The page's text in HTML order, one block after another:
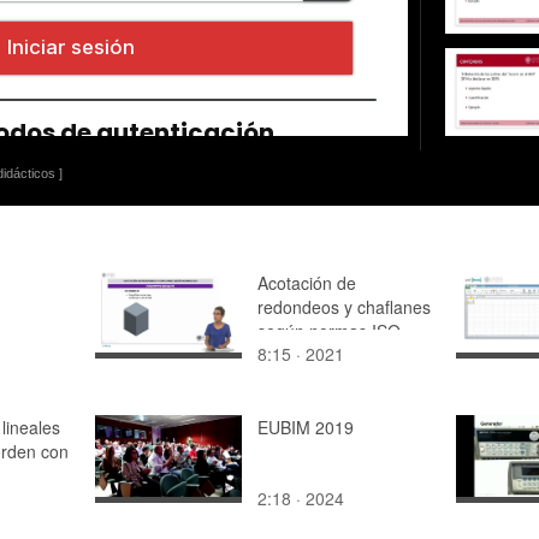
]
Acotación de
redondeos y chaflanes
según normas ISO
8:15 · 2021
con
EUBIM 2019
2:18 · 2024